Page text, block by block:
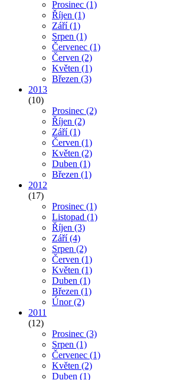
Prosinec (1)
Říjen (1)
Září(1)
Srpen (1)
Červenec (1)
Červen (2)
Květen (1)
Březen (3)
2013
(10)
Prosinec (2)
Říjen (2)
Září(1)
Červen (1)
Květen (2)
Duben (1)
Březen (1)
2012
(17)
Prosinec (1)
Listopad (1)
Říjen (3)
Září(4)
Srpen (2)
Červen (1)
Květen (1)
Duben (1)
Březen (1)
Únor(2)
2011
(12)
Prosinec (3)
Srpen (1)
Červenec (1)
Květen (2)
Duben (1)